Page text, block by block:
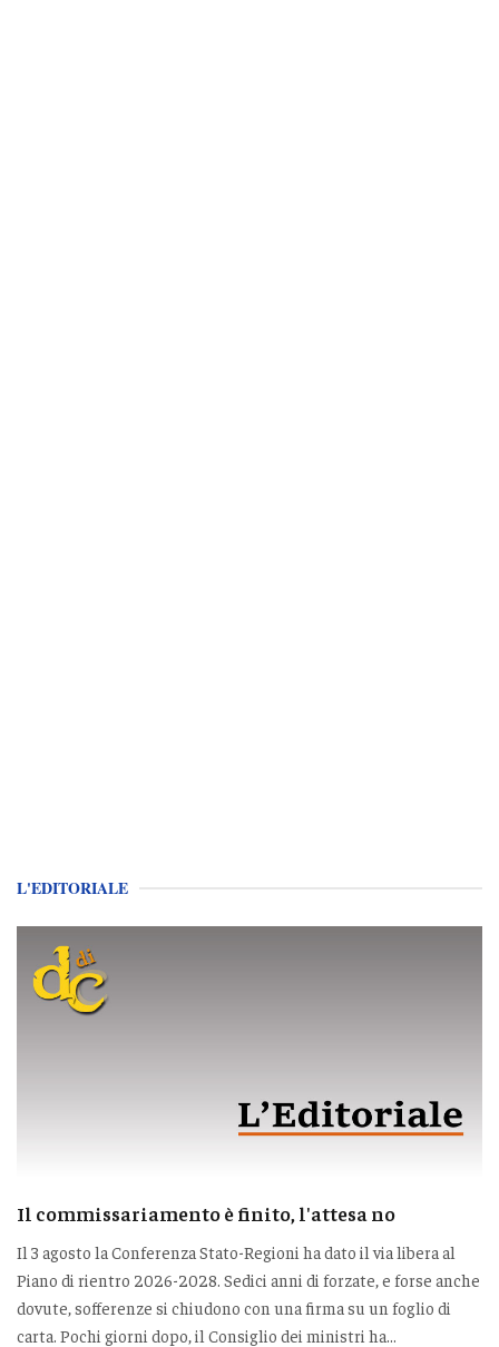
L'EDITORIALE
Il commissariamento è finito, l'attesa no
Il 3 agosto la Conferenza Stato-Regioni ha dato il via libera al
Piano di rientro 2026-2028. Sedici anni di forzate, e forse anche
dovute, sofferenze si chiudono con una firma su un foglio di
carta. Pochi giorni dopo, il Consiglio dei ministri ha...